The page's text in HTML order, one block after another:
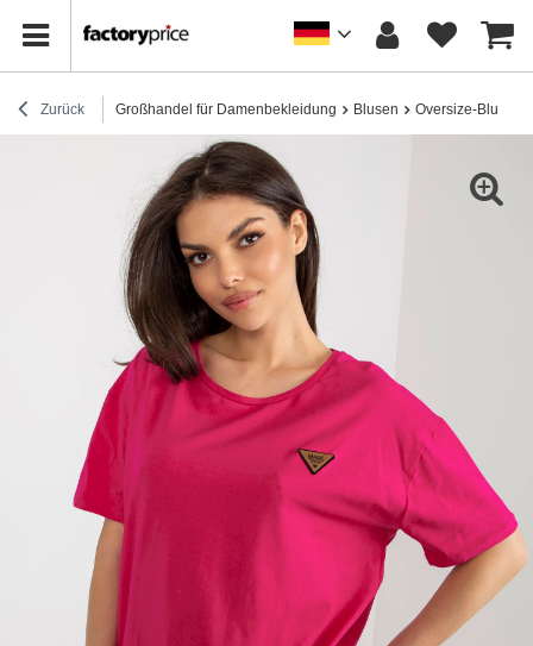
Zurück Großhandel für Damenbekleidung Blusen Oversize-Blusen